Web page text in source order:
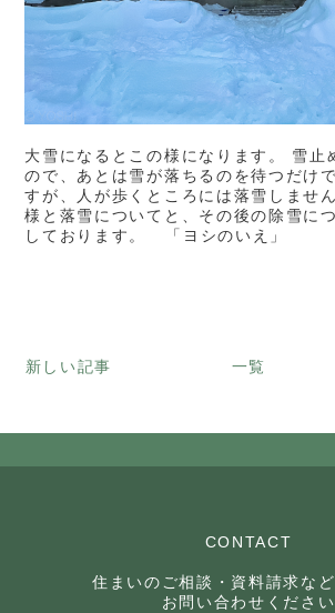
大雪になるとこの様になります。 雪止
ので、あとは雪が落ちるのを待つだけ
すが、人が歩くところには落雪しませ
様と落雪についてと、その後の除雪に
しております。 「ヨシのいえ」
新しい記事 一覧
CONTACT
住まいのご相談・資料請求な
お問い合わせください